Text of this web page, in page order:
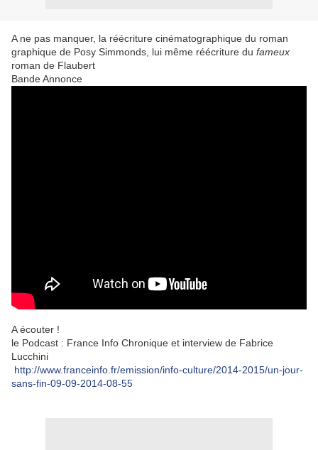
A ne pas manquer, la réécriture cinématographique du roman
graphique de Posy Simmonds, lui même réécriture du fameux
roman de Flaubert
Bande Annonce
A écouter !
le Podcast : France Info Chronique et interview de Fabrice
Lucchini
http://www.franceinfo.fr/emission/info-culture/2014-2015/un-jour-
sans-fin-09-09-2014-08-55